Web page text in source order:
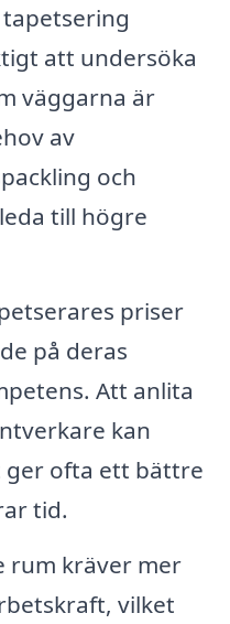
att undersöka
väggarna är
av
och
till högre
priser
på deras
Att anlita
kan
ger ofta ett bättre
tid.
rum kräver mer
vilket